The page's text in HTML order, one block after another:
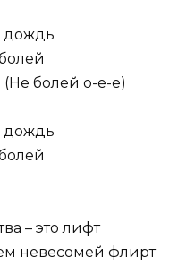
дождь
болей о-е-е)
дождь
– это лифт
невесомей флирт